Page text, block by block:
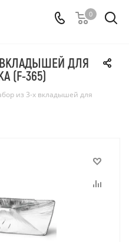
0
ВКЛАДЫШЕЙ ДЛЯ
(F-365)
из 3-х вкладышей для